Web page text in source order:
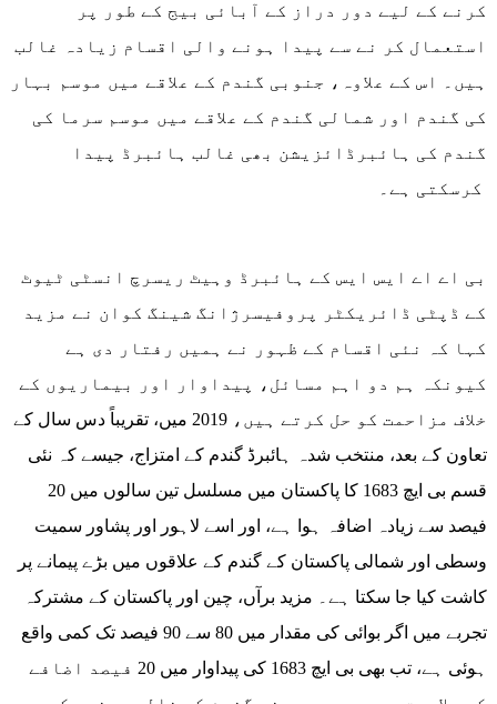
کرنے کے لیے دور دراز کے آبائی بیج کے طور پر
استعمال کر نے سے پیدا ہونے والی اقسام زیادہ غالب
ہیں۔ اس کے علاوہ، جنوبی گندم کے علاقے میں موسم بہار
کی گندم اور شمالی گندم کے علاقے میں موسم سرما کی
گندم کی ہائبرڈائزیشن بھی غالب ہائبرڈ پیدا
بی اے اے ایس ایس کے ہائبرڈ وہیٹ ریسرچ انسٹی ٹیوٹ
کے ڈپٹی ڈائریکٹر پروفیسرژانگ شینگ کوان نے مزید
کہا کہ نئی اقسام کے ظہور نے ہمیں رفتار دی ہے
کیونکہ ہم دو اہم مسائل، پیداوار اور بیماریوں کے
خلاف مزاحمت کو حل کرتے ہیں، 2019 میں، تقریباً دس سال کے
تعاون کے بعد، منتخب شدہ ہائبرڈ گندم کے امتزاج، جیسے کہ نئی
قسم بی ایچ 1683 کا پاکستان میں مسلسل تین سالوں میں 20
فیصد سے زیادہ اضافہ ہوا ہے، اور اسے لاہور اور پشاور سمیت
وسطی اور شمالی پاکستان کے گندم کے علاقوں میں بڑے پیمانے پر
کاشت کیا جا سکتا ہے۔ مزید برآں، چین اور پاکستان کے مشترکہ
تجربے میں اگر بوائی کی مقدار میں 80 سے 90 فیصد تک کمی واقع
ہوئی ہے، تب بھی بی ایچ 1683 کی پیداوار میں 20 فیصد اضافے